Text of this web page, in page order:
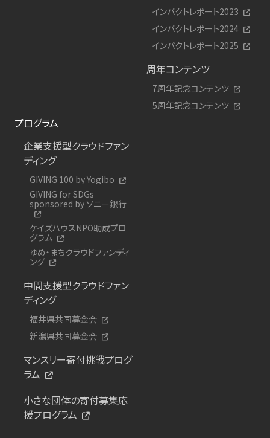
インパクトレポート2023
インパクトレポート2024
インパクトレポート2025
周年コンテンツ
7周年記念コンテンツ
5周年記念コンテンツ
プログラム
企業支援型クラウドファン
ディング
GIVING 100 by Yogibo
GIVING for SDGs
sponsored by ソニー銀行
ケイズハウスNPO助成プロ
グラム
ゆめ・まちクラウドファンディ
ング
中間支援型クラウドファン
ディング
福井県共同募金会
新潟県共同募金会
マンスリー寄付挑戦プログ
ラム
小さな団体の寄付募集応
援プログラム